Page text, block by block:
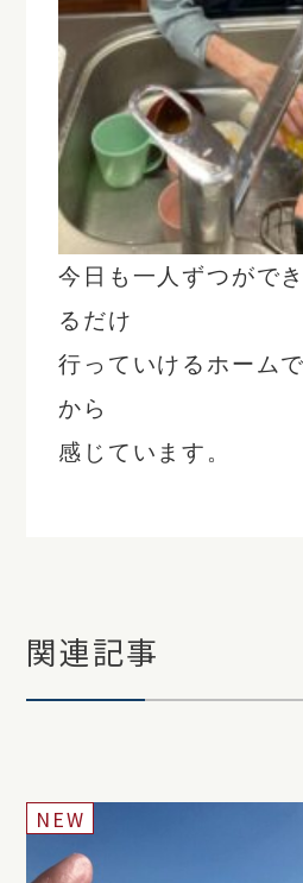
今日も一人ずつがで
るだけ
行っていけるホーム
から
感じています。
関連記事
NEW